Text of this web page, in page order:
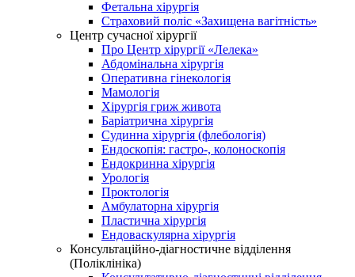
Фетальна хірургія
Страховий поліс «Захищена вагітність»
Центр сучасної хірургії
Про Центр хірургії «Лелека»
Абдомінальна хірургія
Оперативна гінекологія
Мамологія
Хірургія гриж живота
Баріатрична хірургія
Судинна хірургія (флебологія)
Ендоскопія: гастро-, колоноскопія
Ендокринна хірургія
Урологія
Проктологія
Амбулаторна хірургія
Пластична хірургія
Ендоваскулярна хірургія
Консультаційно-діагностичне відділення
(Поліклініка)